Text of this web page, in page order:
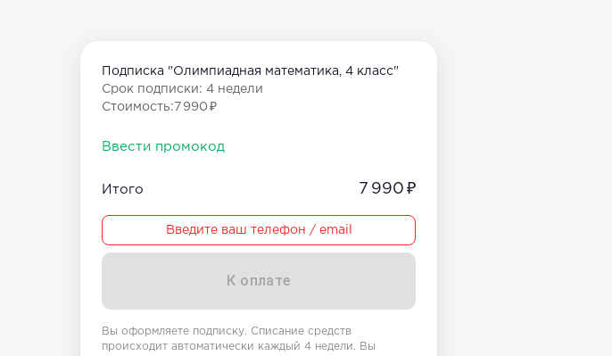
Подписка "Олимпиадная математика, 4 класс"
Срок подписки: 4 недели
Стоимость: 7 990 ₽
Ввести промокод
Итого 7 990 ₽
Введите ваш телефон / email
К оплате
Вы оформляете подписку. Списание средств
происходит автоматически каждый 4 недели. Вы